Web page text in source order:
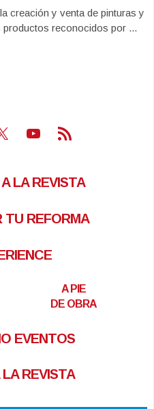
creación y venta de pinturas y
reconocidos por ...
Youtube
Feed RSS
LA REVISTA
TU REFORMA
A PIE
DE OBRA
EVENTOS
REVISTA